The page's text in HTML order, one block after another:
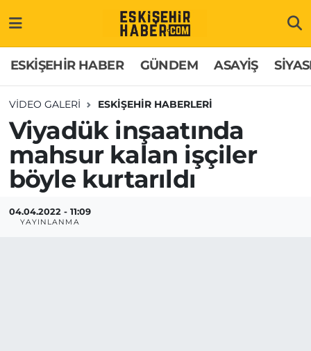
ESKİŞEHİR HABER GÜNDEM ASAYİŞ
VIDEO GALERI ESKİŞEHİR HABERLERİ
Viyadük inşaatında
mahsur kalan işçiler
böyle kurtarıldı
04.04.2022 - 11:09
YAYINLANMA
GÜNDEM
ASAYİŞ
SİYASET
EKONOMİ
Hakkımızda
İletişim
Künye
Odunpazarı Trafik Yoğunluk Haritası
Süper Lig Puan Durumu ve Fikstür
Tüm Manşetler
Son Dakika Haberleri